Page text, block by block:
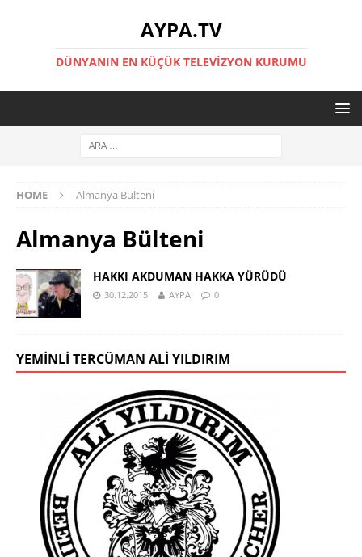
AYPA.TV
DÜNYANIN EN KÜÇÜK TELEVIZYON KURUMU
HOME Almanya Bülteni
Almanya Bülteni
HAKKI AKDUMAN HAKKA YÜRÜDÜ
30.12.2015 AYPA 0
YEMINLI TERCÜMAN ALI YILDIRIM